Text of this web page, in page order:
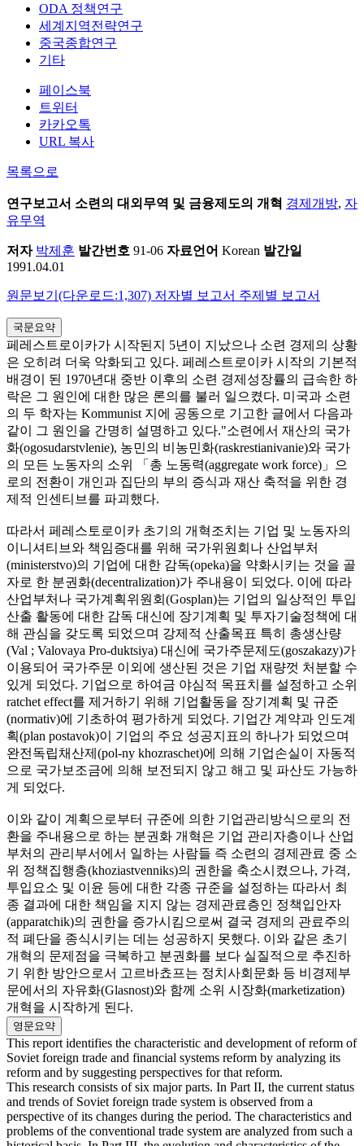
ODA 정책연구
세계지역전략연구
중국종합연구
기타
페이스북
트위터
카카오톡
URL 복사
목록으로
연구보고서 소련의 대외무역 및 금융제도의 개혁 경제개방, 자
유무역
저자 박제훈 발간번호 91-06 자료언어 Korean 발간일
1991.04.01
원문보기(다운로드:1,307) 저자별 보고서 주제별 보고서
국문요약
페레스트로이카가 시작된지 5년이 지났으나 소련 경제의 상황
은 오히려 더욱 악화되고 있다. 페레스트로이카 시작의 기본적
배경이 된 1970년대 중반 이후의 소련 경제성장률의 급속한 하
락은 그 원인에 대한 많은 론의를 불러 일으켰다. 미국과 소련
의 두 학자는 Kommunist 지에 공동으로 기고한 글에서 다음과
같이 그 원인을 간명히 설명하고 있다."소련에서 재산의 국가
화(ogosudarstvlenie), 농민의 비농민화(raskrestianivanie)와 국가
의 모든 노동자의 소위 「총 노동력(aggregate work force)」으
로의 전환이 개인과 집단의 부의 증식과 재산 축적을 위한 경
제적 인센티브를 파괴했다.
따라서 페레스토로이카 초기의 개혁조치는 기업 및 노동자의
이니셔티브와 책임증대를 위해 국가위원회나 산업부처
(ministerstvo)의 기업에 대한 감독(opeka)을 약화시키는 것을 골
자로 한 분권화(decentralization)가 주내용이 되었다. 이에 따라
산업부처나 국가계획위원회(Gosplan)는 기업의 일상적인 투입
산출 활동에 대한 감독 대신에 장기계획 및 투자기술정책에 대
해 관심을 갖도록 되었으며 강제적 산출목표 특히 총생산량
(Val ; Valovaya Pro-duktsiya) 대신에 국가주문제도(goszakazy)가
이용되어 국가주문 이외에 생산된 것은 기업 재량껏 처분할 수
있게 되었다. 기업으로 하여금 야심적 목표치를 설정하고 소위
ratchet effect를 제거하기 위해 기업활동을 장기계획 및 규준
(normativ)에 기초하여 평가하게 되었다. 기업간 계약과 인도계
획(plan postavok)이 기업의 주요 성공지표의 하나가 되었으며
완전독립채산제(pol-ny khozraschet)에 의해 기업손실이 자동적
으로 국가보조금에 의해 보전되지 않고 해고 및 파산도 가능하
게 되었다.
이와 같이 계획으로부터 규준에 의한 기업관리방식으로의 전
환을 주내용으로 하는 분권화 개혁은 기업 관리자층이나 산업
부처의 관리부서에서 일하는 사람들 즉 소련의 경제관료 중 소
위 정책집행층(khoziastvenniks)의 권한을 축소시켰으나, 가격,
투입요소 및 이윤 등에 대한 각종 규준을 설정하는 따라서 최
종 결과에 대한 책임을 지지 않는 경제관료층인 정책입안자
(apparatchik)의 권한을 증가시킴으로써 결국 경제의 관료주의
적 폐단을 종식시키는 데는 성공하지 못했다. 이와 같은 초기
개혁의 문제점을 극복하고 분권화를 보다 실질적으로 추진하
기 위한 방안으로서 고르바쵸프는 정치사회문화 등 비경제부
문에서의 자유화(Glasnost)와 함께 소위 시장화(marketization)
개혁을 시작하게 된다.
영문요약
This report identifies the characteristic and development of reform of
Soviet foreign trade and financial systems reform by analyzing its
reform and by suggesting perspectives for that reform.
This research consists of six major parts. In Part II, the current status
and trends of Soviet foreign trade system is observed from a
perspective of its changes during the period. The characteristics and
problems of the conventional trade system are analyzed from such a